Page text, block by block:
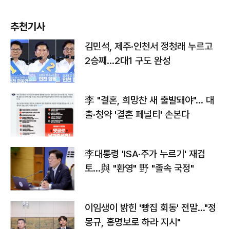
추천기사
김민석, 제주·인천서 정청래 누르고
2승째…2대1 구도 완성
李 "결혼, 희망찬 새 출발돼야"… 대
출·청약 '결혼 페널티' 손본다
李대통령 'ISA·주가 누르기' 재검
토…與 "환영" 野 "졸속 국정"
이임생이 밝힌 '빵집 회동' 전말…"정
몽규, 홍명보로 하라 지시"